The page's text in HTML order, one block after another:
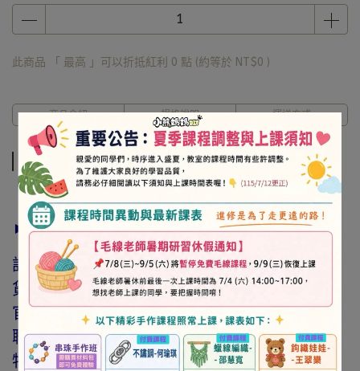
此商品 「 最高 」可以折抵紅利 0 點 (約等於 NT$0 )
商品介紹 規格說明 運送方式
商品介紹
► 注意事項
訂購前請詳閱「線上訂購流程說明」及「退換
貨需知」，謝謝。
官網與門市同步銷售，如遇缺貨會由專人與您
聯繫。
特價商品，會員不再提供折扣優惠。